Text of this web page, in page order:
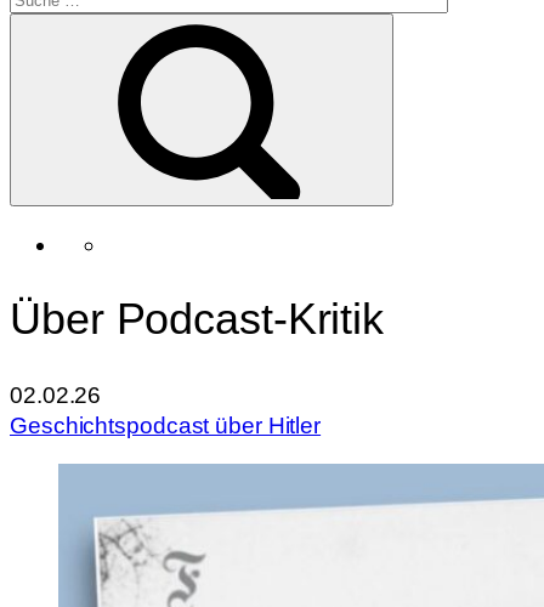
Über Podcast-Kritik
02.02.26
Geschichtspodcast über Hitler